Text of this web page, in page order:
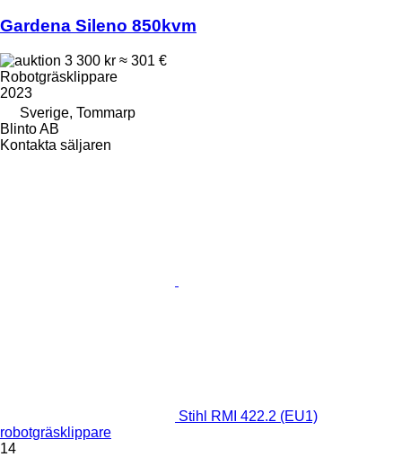
Gardena Sileno 850kvm
3 300 kr ≈ 301 €
Robotgräsklippare
2023
Sverige, Tommarp
Blinto AB
Kontakta säljaren
Stihl RMI 422.2 (EU1)
robotgräsklippare
14